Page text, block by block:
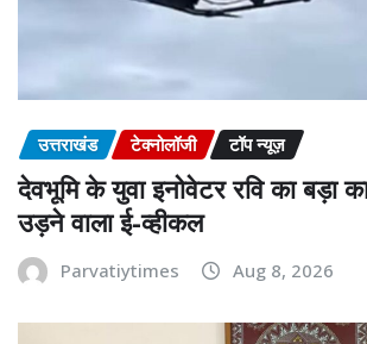
उत्तराखंड टेक्नोलॉजी टॉप न्यूज़
देवभूमि के युवा इनोवेटर रवि का बड़ा
उड़ने वाला ई-व्हीकल
Parvatiytimes Aug 8, 2026